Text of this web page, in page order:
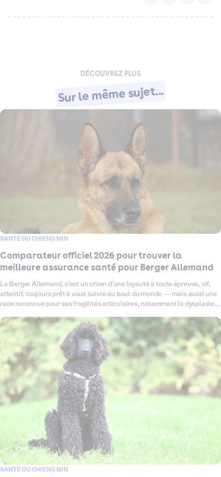
DÉCOUVREZ PLUS
Sur le même sujet...
SANTÉ DU CHIEN 5 MIN
Comparateur officiel 2026 pour trouver la
meilleure assurance santé pour Berger Allemand
Le Berger Allemand, c'est un chien d'une loyauté à toute épreuve, vif,
attentif, toujours prêt à vous suivre au bout du monde — mais aussi une
race reconnue pour ses fragilités articulaires, notamment la dysplasie
2026 sur toutes les offres d'assurance santé disponibles pour votre
Berger Allemand, pour vous aider à trouver celle qui lui correspond
vraiment. Garanties, tarifs, exclusions : on décrypte tout, sans jargon,
pour que vous puissiez choisir sereinement.
SANTÉ DU CHIEN 5 MIN